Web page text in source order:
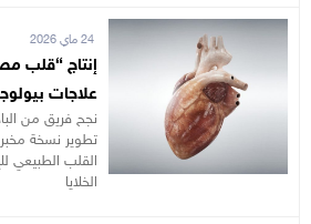
24 ماي 2026
إنتاج “قلب
علاجات
نجح فريق من
تطوير نسخة
القلب الطبيعي
الخلايا